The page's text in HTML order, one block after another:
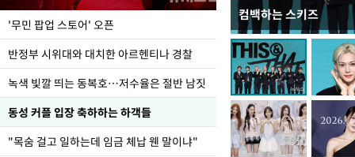
'무민 팝업 스토어' 오픈
반정부 시위대와 대치한 아르헨티나 경찰
녹색 빛깔 띄는 동복호…저수율은 절반 남짓
동성 커플 입장 축하하는 하객들
"목숨 걸고 일하는데 임금 체납 웬 말이냐"
컴백하는 스키즈
지석천 뒤덮은 개구리